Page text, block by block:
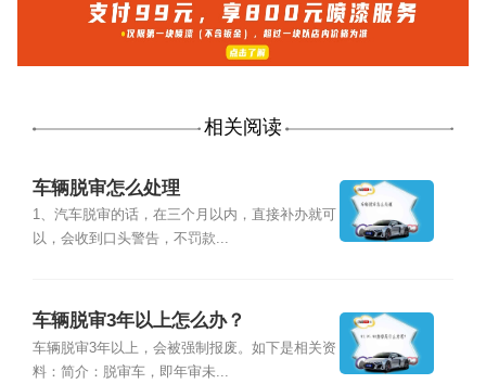
相关阅读
车辆脱审怎么处理
1、汽车脱审的话，在三个月以内，直接补办就可
以，会收到口头警告，不罚款...
车辆脱审3年以上怎么办？
车辆脱审3年以上，会被强制报废。如下是相关资
料：简介：脱审车，即年审未...